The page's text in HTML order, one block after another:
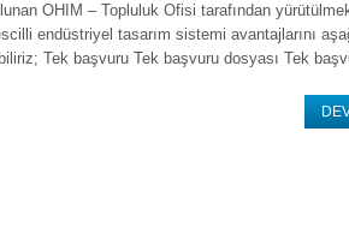
OHIM – Topluluk Ofisi tarafından
endüstriyel tasarım sistemi avantajlarını
Tek başvuru Tek başvuru dosyası Tek